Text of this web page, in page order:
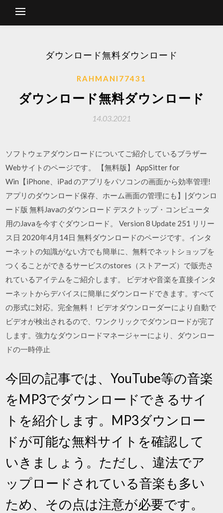
ダウンロード無料ダウンロード
RAHMANI77431
ダウンロード無料ダウンロード
14.03.2021
ソフトウェアダウンロードについてご紹介しているブラザー
Webサイトのページです。 【無料版】 AppSitter for
Win【iPhone、iPad のアプリをパソコンの画面から効率管理!
アプリのダウンロード保存、ホーム画面の管理にも】|ダウンロ
ード版 無料Javaのダウンロード デスクトップ・コンピュータ
用のJavaを今すぐダウンロード。 Version 8 Update 251 リリー
ス日 2020年4月14日 無料ダウンロードのページです。インタ
ーネットの知識がない方でも簡単に、無料でネットショップを
つくることができるサービスのstores（ストアーズ）で販売さ
れているアイテムをご紹介します。 ビデオや音楽を直接インタ
ーネットからデバイスに簡単にダウンロードできます。すべて
の形式に対応。完全無料！ ビデオダウンローダーにより自動で
ビデオが検出されるので、ワンクリックでダウンロードが完了
します。強力なダウンロードマネージャーにより、ダウンロー
ドの一時停止
今回の記事では、YouTube等の音楽
をMP3でダウンロードできるサイ
トを紹介します。MP3ダウンロー
ドが可能な無料サイトを確認して
いきましょう。ただし、違法でア
ップロードされている音楽も多い
ため、その点は注意が必要です。